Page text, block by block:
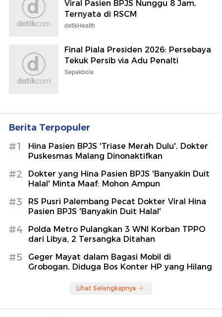
Viral Pasien BPJS Nunggu 8 Jam,
Ternyata di RSCM
detikHealth
Final Piala Presiden 2026: Persebaya
Tekuk Persib via Adu Penalti
Sepakbola
Berita Terpopuler
#1
Hina Pasien BPJS 'Triase Merah Dulu', Dokter
Puskesmas Malang Dinonaktifkan
#2
Dokter yang Hina Pasien BPJS 'Banyakin Duit
Halal' Minta Maaf: Mohon Ampun
#3
RS Pusri Palembang Pecat Dokter Viral Hina
Pasien BPJS 'Banyakin Duit Halal'
#4
Polda Metro Pulangkan 3 WNI Korban TPPO
dari Libya, 2 Tersangka Ditahan
#5
Geger Mayat dalam Bagasi Mobil di
Grobogan, Diduga Bos Konter HP yang Hilang
Lihat Selengkapnya